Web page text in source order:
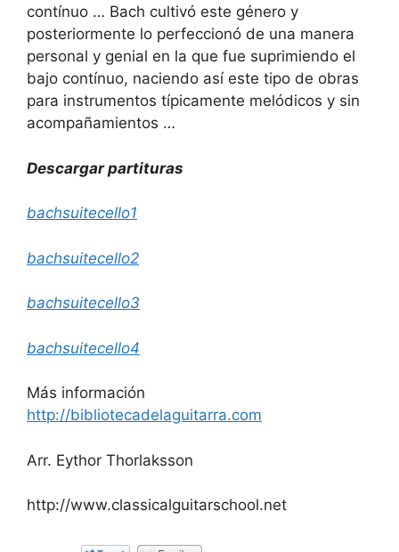
contínuo … Bach cultivó este género y
posteriormente lo perfeccionó de una manera
personal y genial en la que fue suprimiendo el
bajo contínuo, naciendo así este tipo de obras
para instrumentos típicamente melódicos y sin
acompañamientos …
Descargar partituras
bachsuitecello1
bachsuitecello2
bachsuitecello3
bachsuitecello4
Más información
http://bibliotecadelaguitarra.com
Arr. Eythor Thorlaksson
http://www.classicalguitarschool.net